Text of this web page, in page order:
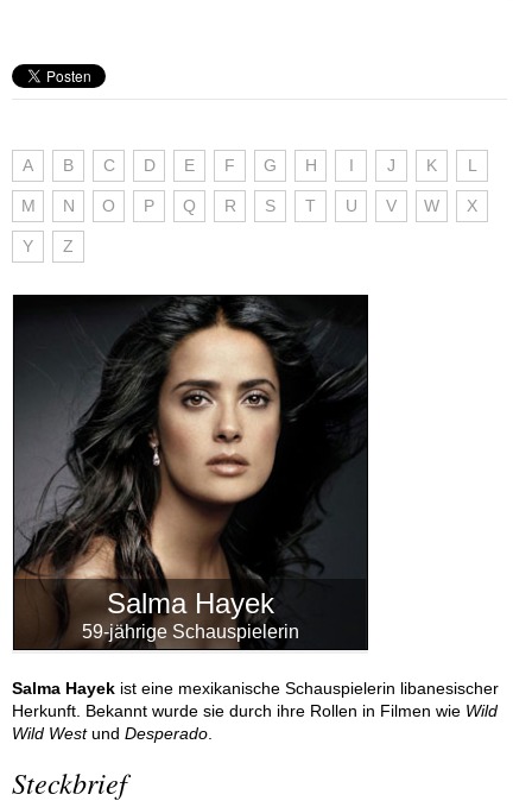
A B C D E F G H I J K L
M N O P Q R S T U V W X
Y Z
Salma Hayek
59-jährige Schauspielerin
Salma Hayek ist eine mexikanische Schauspielerin libanesischer
Herkunft. Bekannt wurde sie durch ihre Rollen in Filmen wie Wild
Wild Westund Desperado
Steckbrief